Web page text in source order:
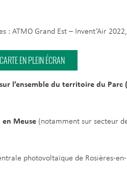
: ATMO Grand Est – Invent’Air
CARTE EN PLEIN ÉCRAN
l’ensemble du territoire du Parc
en Meuse (notamment sur secteur
photovoltaïque de Rosières-